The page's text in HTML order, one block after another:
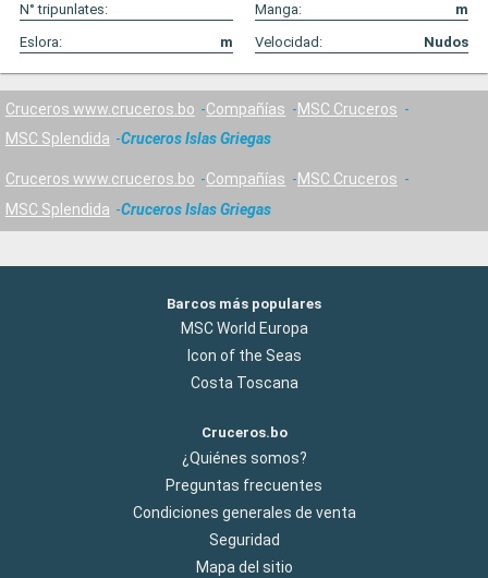
N° tripunlates:
Manga:
m
Eslora:
m Velocidad: Nudos
Cruceros www.cruceros.bo Compañías
MSC Cruceros
MSC Splendida
Cruceros Islas Griegas
Cruceros www.cruceros.bo Compañías
MSC Cruceros
MSC Splendida
Cruceros Islas Griegas
Barcos más populares
MSC World Europa
Icon of the Seas
Costa Toscana
Cruceros.bo
¿Quiénes somos?
Preguntas frecuentes
Condiciones generales de venta
Seguridad
Mapa del sitio